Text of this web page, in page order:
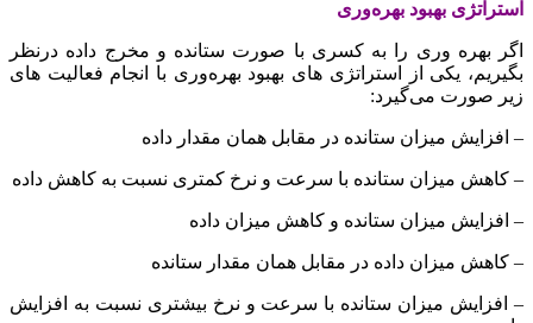
استراتژی بهبود بهره‌وری
اگر بهره وری را به کسری با صورت ستانده و مخرج داده درنظر
بگیریم، یکی از استراتژی های بهبود بهره‌وری با انجام فعالیت های
زیر صورت می‌گیرد:
– افزایش میزان ستانده در مقابل همان مقدار داده
– کاهش میزان ستانده با سرعت و نرخ کمتری نسبت به کاهش داده
– افزایش میزان ستانده و کاهش میزان داده
– کاهش میزان داده در مقابل همان مقدار ستانده
– افزایش میزان ستانده با سرعت و نرخ بیشتری نسبت به افزایش